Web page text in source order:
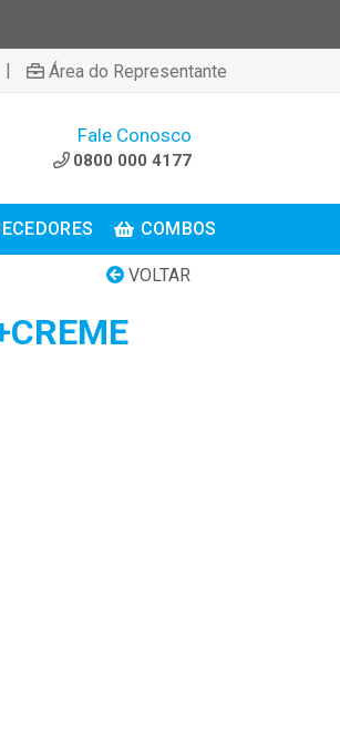
| Área do Representante
Fale Conosco
0800 000 4177
COMBOS
VOLTAR